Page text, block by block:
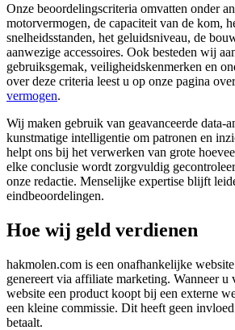
Onze beoordelingscriteria omvatten onder
motorvermogen, de capaciteit van de kom,
snelheidsstanden, het geluidsniveau, de
aanwezige accessoires. Ook besteden wij
gebruiksgemak, veiligheidskenmerken en
over deze criteria leest u op onze pagina
vermogen.
Wij maken gebruik van geavanceerde data-
kunstmatige intelligentie om patronen en
helpt ons bij het verwerken van grote
elke conclusie wordt zorgvuldig
onze redactie. Menselijke expertise blijft
eindbeoordelingen.
Hoe wij geld verdienen
hakmolen.com is een onafhankelijke
genereert via affiliate marketing. Wanneer u
website een product koopt bij een externe
een kleine commissie. Dit heeft geen
betaalt.